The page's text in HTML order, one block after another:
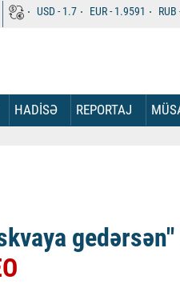
USD -1.7 EUR -1.9591 RUB
HADİSƏ REPORTAJ